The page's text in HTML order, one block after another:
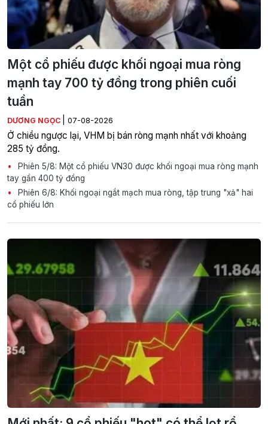
Một cổ phiếu được khối ngoại mua ròng
mạnh tay 700 tỷ đồng trong phiên cuối
tuần
DƯƠNG NGỌC 07-08-2026
Ở chiều ngược lại, VHM bị bán ròng mạnh nhất với khoảng
285 tỷ đồng.
Phiên 5/8: Một cổ phiếu VN30 được khối ngoại mua ròng mạnh
tay gần 400 tỷ đồng
Phiên 6/8: Khối ngoại ngắt mạch mua ròng, tập trung "xả" hai
cổ phiếu lớn